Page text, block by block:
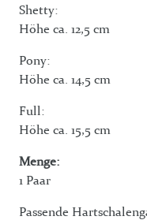
Shetty:
Höhe ca. 12,5 cm
Pony:
Höhe ca. 14,5 cm
Full:
Höhe ca. 15,5 cm
Menge:
1 Paar
Passende